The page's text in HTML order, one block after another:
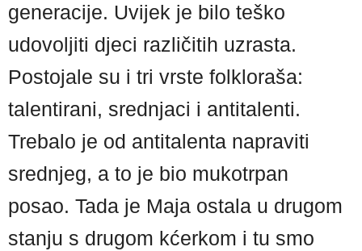
generacije. Uvijek je bilo teško
udovoljiti djeci različitih uzrasta.
Postojale su i tri vrste folkloraša:
talentirani, srednjaci i antitalenti.
Trebalo je od antitalenta napraviti
srednjeg, a to je bio mukotrpan
posao. Tada je Maja ostala u drugom
stanju s drugom kćerkom i tu smo